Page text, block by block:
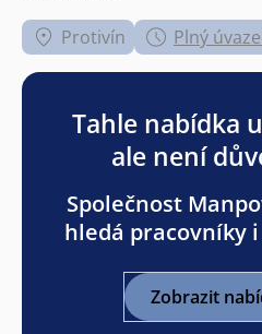
Protivín Plný
Tahle nabídka
ale není
Společnost
hledá pracovníky
Zobrazit